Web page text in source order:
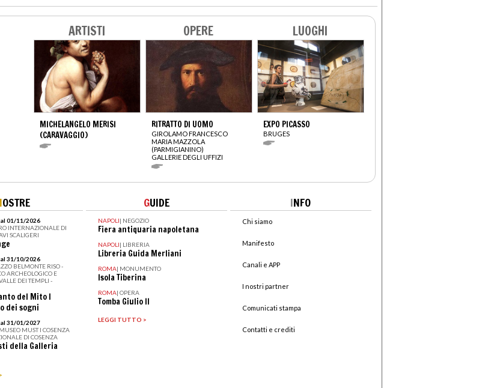
ARTISTI
MICHELANGELO MERISI
(CARAVAGGIO)
OPERE
RITRATTO DI UOMO
GIROLAMO FRANCESCO
MARIA MAZZOLA
(PARMIGIANINO)
GALLERIE DEGLI UFFIZI
LUOGHI
EXPO PICASSO
BRUGES
OSTRE
01/11/2026
INTERNAZIONALE DI
SCALIGERI
31/10/2026
BELMONTE RISO -
ARCHEOLOGICO E
DEI TEMPLI -
del Mito I
dei sogni
31/01/2027
MUST I COSENZA
DI COSENZA
della Galleria
GUIDE
NAPOLI| NEGOZIO
Fiera antiquaria napoletana
NAPOLI| LIBRERIA
Libreria Guida Merliani
ROMA| MONUMENTO
Isola Tiberina
ROMA| OPERA
Tomba Giulio II
LEGGI TUTTO >
INFO
Chi siamo
Manifesto
Canali e APP
I nostri partner
Comunicati stampa
Contatti e crediti